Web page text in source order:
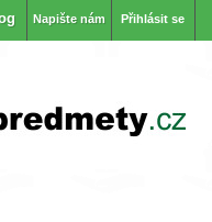
Přihlásit se
Napište nám